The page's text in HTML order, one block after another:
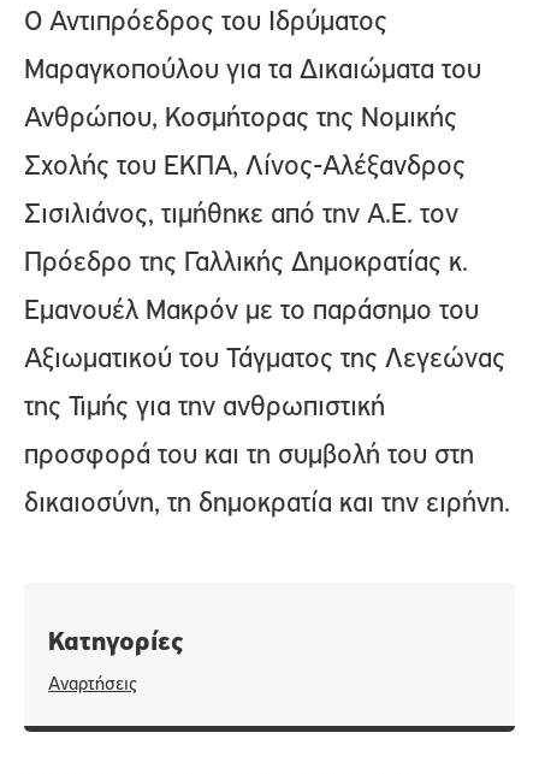
Ο Αντιπρόεδρος του Ιδρύματος
Μαραγκοπούλου για τα Δικαιώματα του
Ανθρώπου, Κοσμήτορας της Νομικής
Σχολής του ΕΚΠΑ, Λίνος-Αλέξανδρος
Σισιλιάνος, τιμήθηκε από την Α.Ε. τον
Πρόεδρο της Γαλλικής Δημοκρατίας κ.
Εμανουέλ Μακρόν με το παράσημο του
Αξιωματικού του Τάγματος της Λεγεώνας
της Τιμής για την ανθρωπιστική
προσφορά του και τη συμβολή του στη
δικαιοσύνη, τη δημοκρατία και την ειρήνη.
Κατηγορίες
Αναρτήσεις